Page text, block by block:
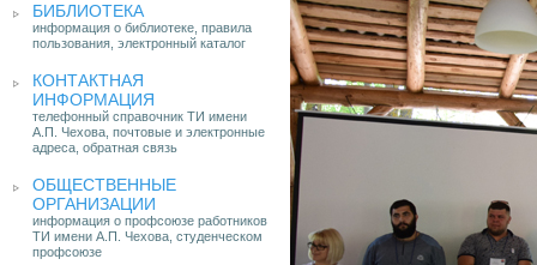
БИБЛИОТЕКА
информация о библиотеке, правила
пользования, электронный каталог
КОНТАКТНАЯ
ИНФОРМАЦИЯ
телефонный справочник ТИ имени
А.П. Чехова, почтовые и электронные
адреса, обратная связь
ОБЩЕСТВЕННЫЕ
ОРГАНИЗАЦИИ
информация о профсоюзе работников
ТИ имени А.П. Чехова, студенческом
профсоюзе